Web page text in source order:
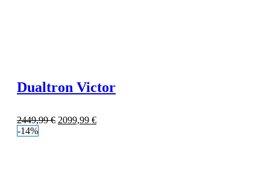
Dualtron Victor
2449,99€ 2099,99 €
-14%